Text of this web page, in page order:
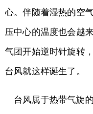
心。伴随着湿热的空
压中心的温度也会越
气团开始逆时针旋转
台风就这样诞生了。
台风属于热带气旋